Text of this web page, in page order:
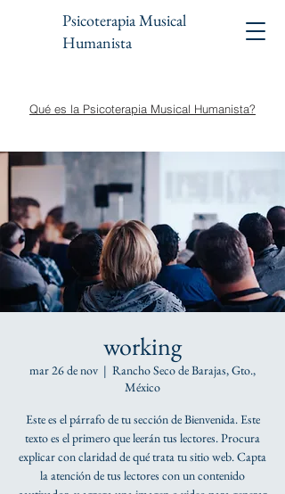
Psicoterapia Musical
Humanista
Qué es la Psicoterapia Musical Humanista?
working
mar 26 de nov
  |
Rancho Seco de Barajas, Gto.,
México
Este es el párrafo de tu sección de Bienvenida. Este
texto es el primero que leerán tus lectores. Procura
explicar con claridad de qué trata tu sitio web. Capta
la atención de tus lectores con un contenido